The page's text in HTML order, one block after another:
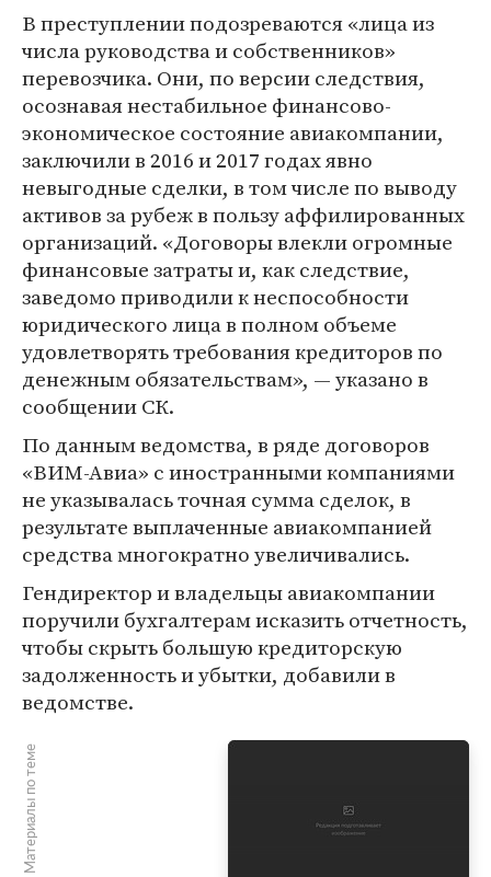
В преступлении подозреваются «лица из
числа руководства и собственников»
перевозчика. Они, по версии следствия,
осознавая нестабильное финансово-
экономическое состояние авиакомпании,
заключили в 2016 и 2017 годах явно
невыгодные сделки, в том числе по выводу
активов за рубеж в пользу аффилированных
организаций. «Договоры влекли огромные
финансовые затраты и, как следствие,
заведомо приводили к неспособности
юридического лица в полном объеме
удовлетворять требования кредиторов по
денежным обязательствам», — указано в
сообщении СК.
По данным ведомства, в ряде договоров
«ВИМ-Авиа» с иностранными компаниями
не указывалась точная сумма сделок, в
результате выплаченные авиакомпанией
средства многократно увеличивались.
Гендиректор и владельцы авиакомпании
поручили бухгалтерам исказить отчетность,
чтобы скрыть большую кредиторскую
задолженность и убытки, добавили в
ведомстве.
Материалы по теме